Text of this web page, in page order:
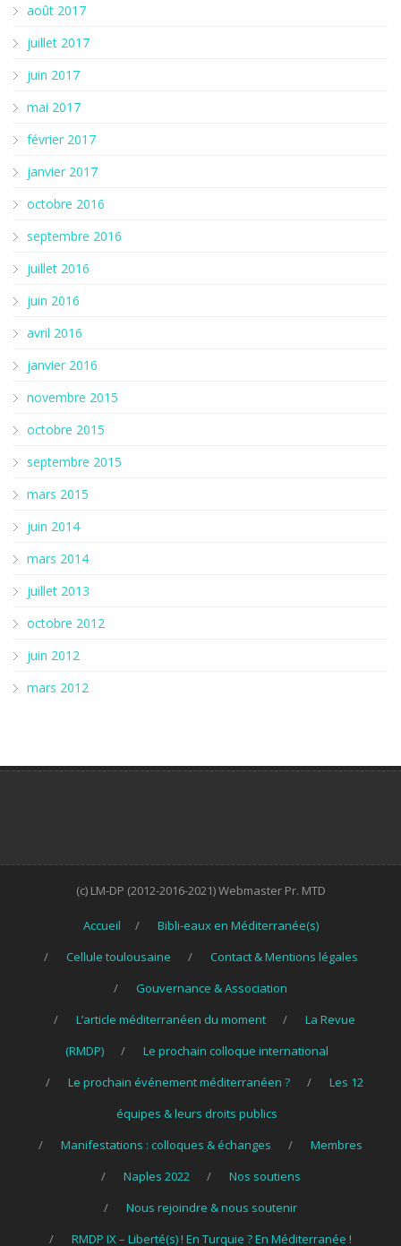
août 2017
juillet 2017
juin 2017
mai 2017
février 2017
janvier 2017
octobre 2016
septembre 2016
juillet 2016
juin 2016
avril 2016
janvier 2016
novembre 2015
octobre 2015
septembre 2015
mars 2015
juin 2014
mars 2014
juillet 2013
octobre 2012
juin 2012
mars 2012
(c) LM-DP (2012-2016-2021) Webmaster Pr. MTD
Accueil
Bibli-eaux en Méditerranée(s)
Cellule toulousaine
Contact & Mentions légales
Gouvernance & Association
L’article méditerranéen du moment
La Revue
(RMDP)
Le prochain colloque international
Le prochain événement méditerranéen ?
Les 12
équipes & leurs droits publics
Manifestations : colloques & échanges
Membres
Naples 2022
Nos soutiens
Nous rejoindre & nous soutenir
RMDP IX – Liberté(s) ! En Turquie ? En Méditerranée !